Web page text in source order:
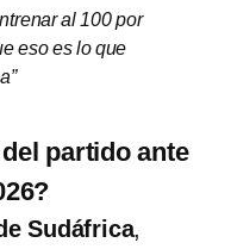
al 100 por
eso es lo que
partido ante
Sudáfrica,